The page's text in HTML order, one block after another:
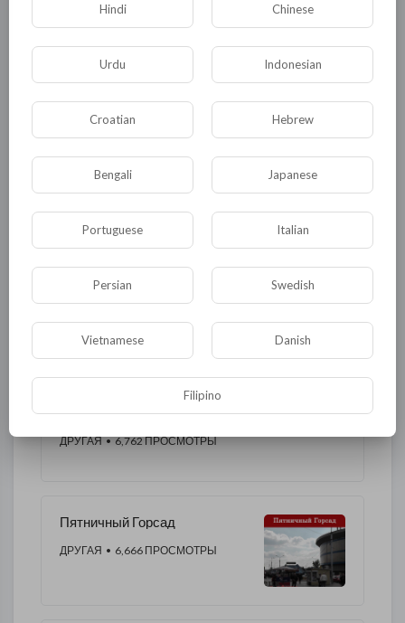
Общество Происшествия События
Спорт Комедия Развлечение
Новости и политика Культура
Флора и фауна ЖКХ История
Медицина Юмор Наука и образование
Религия Экономика Экология
Технологии Другая
Немецкое кладбище на
Лидиевке
ДРУГАЯ• 6,762 ПРОСМОТРЫ
Пятничный Горсад
ДРУГАЯ • 6,666 ПРОСМОТРЫ
Hindi Chinese
Urdu Indonesian
Croatian Hebrew
Bengali Japanese
Portuguese Italian
Persian Swedish
Vietnamese Danish
Filipino